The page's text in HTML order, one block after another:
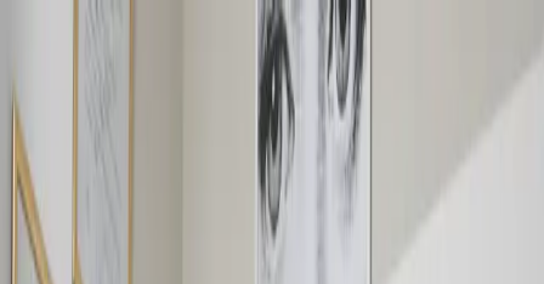
Treatments
Contact
ES
Home Consultation
Consultation